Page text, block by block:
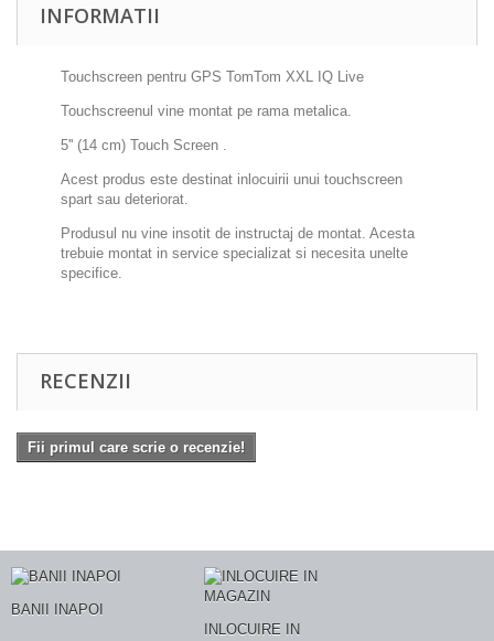
INFORMATII
Touchscreen pentru GPS TomTom XXL IQ Live
Touchscreenul vine montat pe rama metalica.
5'' (14 cm) Touch Screen .
Acest produs este destinat inlocuirii unui touchscreen
spart sau deteriorat.
Produsul nu vine insotit de instructaj de montat. Acesta
trebuie montat in service specializat si necesita unelte
specifice.
RECENZII
Fii primul care scrie o recenzie!
BANII INAPOI
INLOCUIRE IN